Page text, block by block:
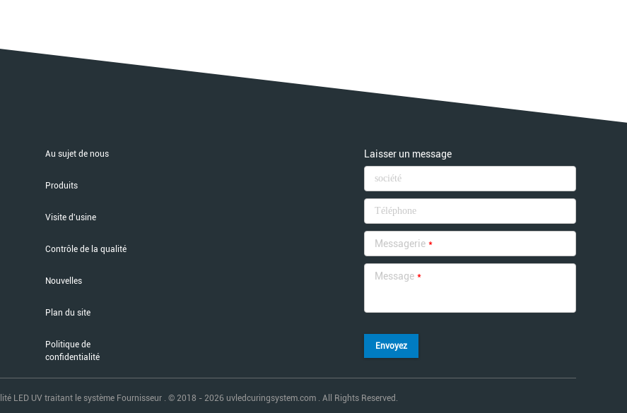
Au sujet de nous
Produits
Visite d'usine
Contrôle de la qualité
Nouvelles
Plan du site
Politique de
confidentialité
Laisser un message
Messagerie *
Message *
Envoyez
LED UV traitant le système Fournisseur . © 2018 - 2026 uvledcuringsystem.com . All Rights Reserved.